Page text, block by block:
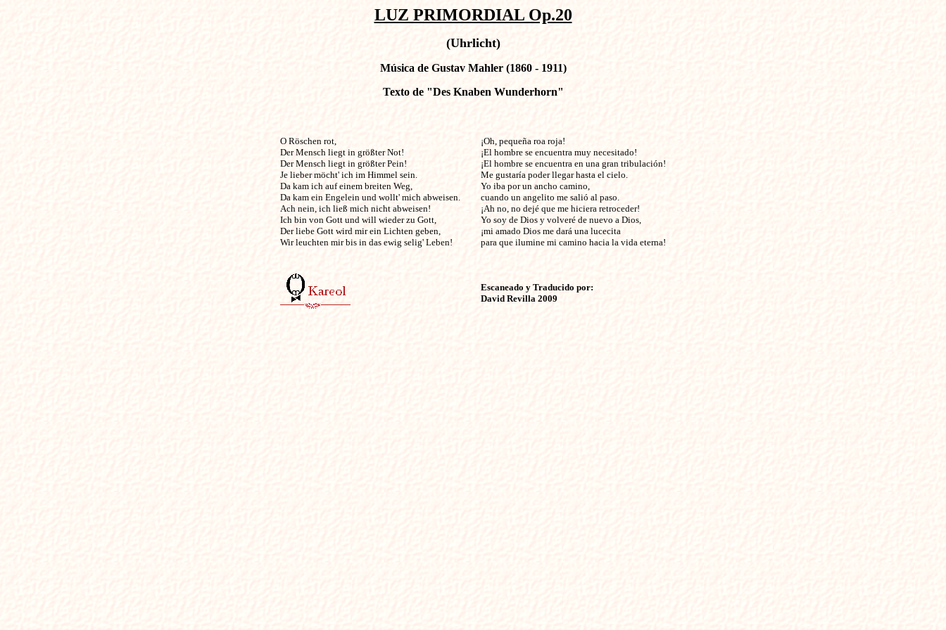
LUZ PRIMORDIAL Op.20
(Uhrlicht)
Música de Gustav Mahler (1860 - 1911)
Texto de "Des Knaben Wunderhorn"
O Röschen rot,
Der Mensch liegt in größter Not!
Der Mensch liegt in größter Pein!
Je lieber möcht' ich im Himmel sein.
Da kam ich auf einem breiten Weg,
Da kam ein Engelein und wollt' mich abweisen.
Ach nein, ich ließ mich nicht abweisen!
Ich bin von Gott und will wieder zu Gott,
Der liebe Gott wird mir ein Lichten geben,
Wir leuchten mir bis in das ewig selig' Leben!
¡Oh, pequeña roa roja!
¡El hombre se encuentra muy necesitado!
¡El hombre se encuentra en una gran tribulación!
Me gustaría poder llegar hasta el cielo.
Yo iba por un ancho camino,
cuando un angelito me salió al paso.
¡Ah no, no dejé que me hiciera retroceder!
Yo soy de Dios y volveré de nuevo a Dios,
¡mi amado Dios me dará una lucecita
para que ilumine mi camino hacia la vida eterna!
Escaneado y Traducido por:
David Revilla 2009